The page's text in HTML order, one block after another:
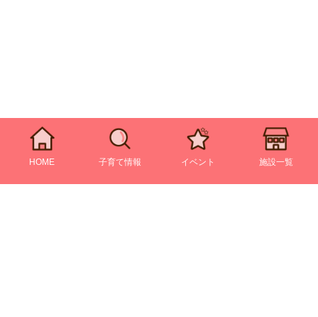
HOME 子育て情報 イベント 施設一覧